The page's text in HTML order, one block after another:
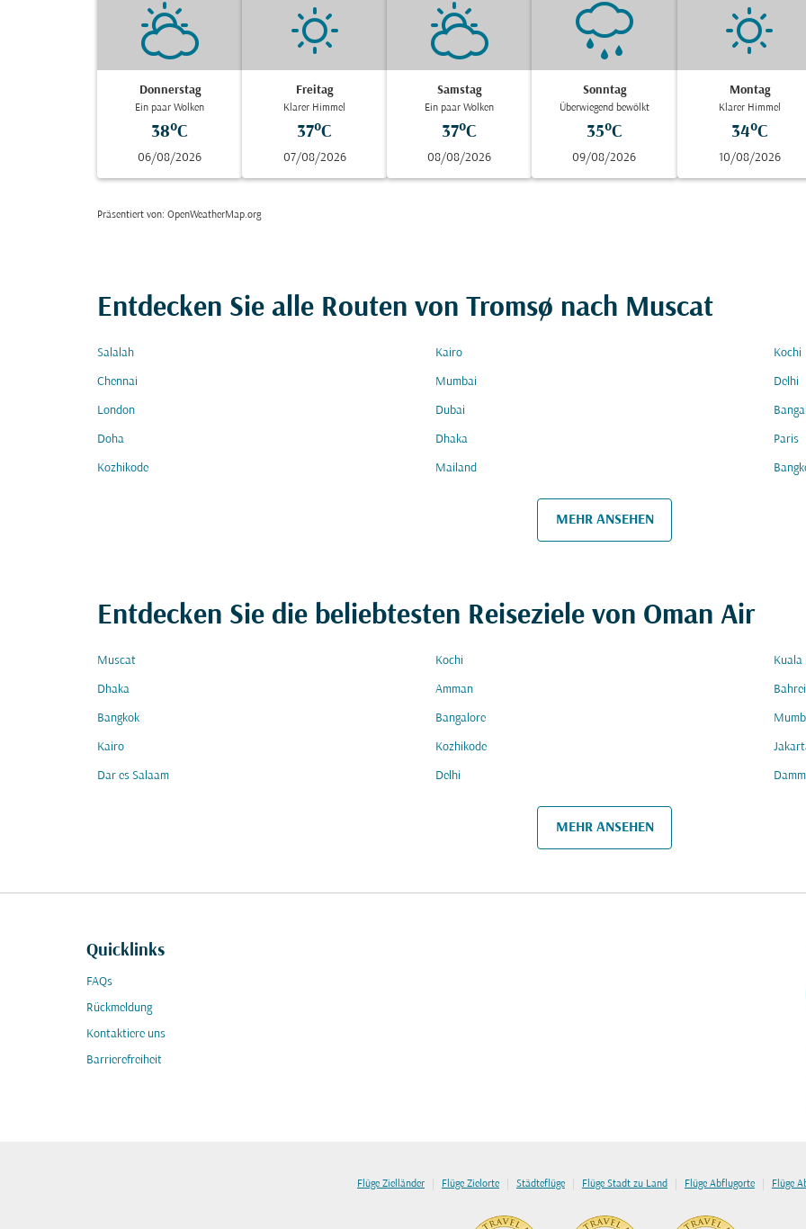
Donnerstag
Ein paar Wolken
38°C
06/08/2026
Freitag
Klarer Himmel
37°C
07/08/2026
Samstag
Ein paar Wolken
37°C
08/08/2026
Sonntag
Überwiegend bewölkt
35°C
09/08/2026
Montag
Klarer Himmel
34°C
10/08/2026
Präsentiert von: OpenWeatherMap.org
Entdecken Sie alle Routen von Tromsø nach Muscat
Salalah Kairo Kochi
Chennai Mumbai Delhi
London Dubai
Doha Dhaka Paris
Kozhikode Mailand
MEHR ANSEHEN
Entdecken Sie die beliebtesten Reiseziele von Oman Air
Muscat Kochi Kuala
Dhaka Amman
Bangkok Bangalore
Kairo Kozhikode
Dar es Salaam Delhi
MEHR ANSEHEN
Quicklinks
FAQs
Rückmeldung
Kontaktiere uns
Barrierefreiheit
Flüge Zielländer | Flüge Zielorte | Städteflüge | Flüge Stadt zu Land | Flüge Abflugorte | Flüge